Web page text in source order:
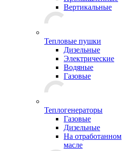
Вертикальные
Тепловые пушки
Дизельные
Электрические
Водяные
Газовые
Теплогенераторы
Газовые
Дизельные
На отработанном
масле